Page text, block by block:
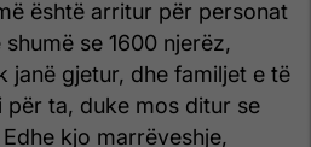
është arritur për personat
se 1600 njerëz,
janë gjetur, dhe familjet e të
për ta, duke mos ditur se
kjo marrëveshje,